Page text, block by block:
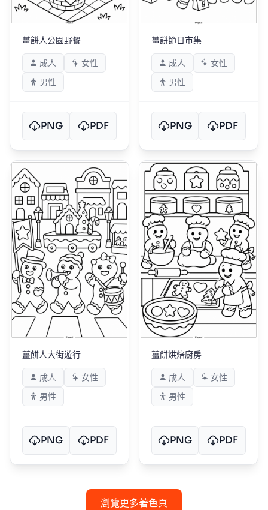
薑餅人公園野餐
成人
女性
男性
PNG PDF
薑餅節日市集
成人
女性
男性
PNG PDF
薑餅人大街遊行
成人
女性
男性
PNG PDF
薑餅烘焙廚房
成人
女性
男性
PNG PDF
瀏覽更多著色頁